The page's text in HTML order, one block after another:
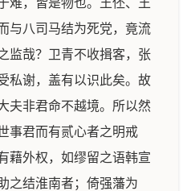
难，皆是物也。王伾、王
与八司马结为死党，竟流
监哉？卫青不收揖客，张
私谢，盖有以识此矣。故
夫非君命不越境。所以然
事君而有贰心者之明戒
藉外权，如缪留之语韩宣
之结淮南者；倚强藩为